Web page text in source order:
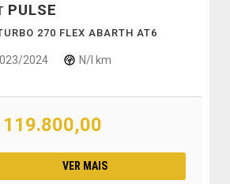
PULSE
270 FLEX ABARTH AT6
2024 N/I km
119.800,00
VER MAIS